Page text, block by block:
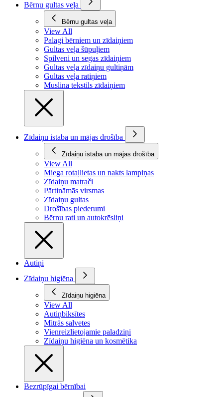
Bērnu gultas veļa
Bērnu gultas veļa
View All
Palagi bērniem un zīdaiņiem
Gultas veļa šūpuļiem
Spilveni un segas zīdaiņiem
Gultas veļa zīdaiņu gultiņām
Gultas veļa ratiņiem
Muslina tekstils zīdaiņiem
Zīdaiņu istaba un mājas drošība
Zīdaiņu istaba un mājas drošība
View All
Miega rotaļlietas un nakts lampiņas
Zīdaiņu matrači
Pārtināmās virsmas
Zīdaiņu gultas
Drošības piederumi
Bērnu rati un autokrēsliņi
Autiņi
Zīdaiņu higiēna
Zīdaiņu higiēna
View All
Autiņbiksītes
Mitrās salvetes
Vienreizlietojamie paladziņi
Zīdaiņu higiēna un kosmētika
Bezrūpīgai bērnībai